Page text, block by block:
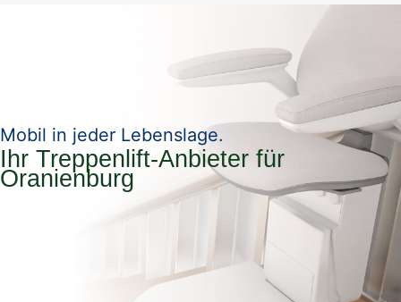
Mobil in jeder Lebenslage.
Ihr Treppenlift-Anbieter für
Oranienburg